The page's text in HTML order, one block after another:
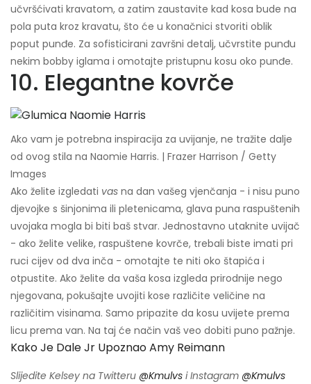
učvršćivati ​​kravatom, a zatim zaustavite kad kosa bude na
pola puta kroz kravatu, što će u konačnici stvoriti oblik
poput punđe. Za sofisticirani završni detalj, učvrstite punđu
nekim bobby iglama i omotajte pristupnu kosu oko punđe.
10. Elegantne kovrče
Ako vam je potrebna inspiracija za uvijanje, ne tražite dalje
od ovog stila na Naomie Harris. | Frazer Harrison / Getty
Images
Ako želite izgledati vas na dan vašeg vjenčanja - i nisu puno
djevojke s šinjonima ili pletenicama, glava puna raspuštenih
uvojaka mogla bi biti baš stvar. Jednostavno utaknite uvijač
- ako želite velike, raspuštene kovrče, trebali biste imati pri
ruci cijev od dva inča - omotajte te niti oko štapića i
otpustite. Ako želite da vaša kosa izgleda prirodnije nego
njegovana, pokušajte uvojiti kose različite veličine na
različitim visinama. Samo pripazite da kosu uvijete prema
licu prema van. Na taj će način vaš veo dobiti puno pažnje.
Kako Je Dale Jr Upoznao Amy Reimann
Slijedite Kelsey na Twitteru @Kmulvs i Instagram @Kmulvs